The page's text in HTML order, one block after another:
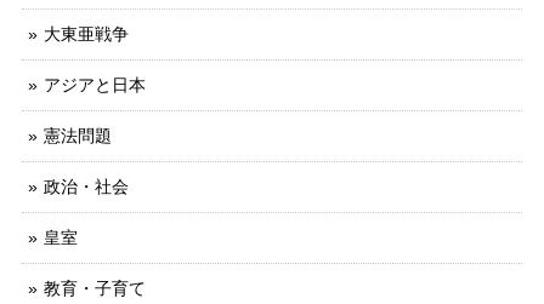
大東亜戦争
アジアと日本
憲法問題
政治・社会
皇室
教育・子育て